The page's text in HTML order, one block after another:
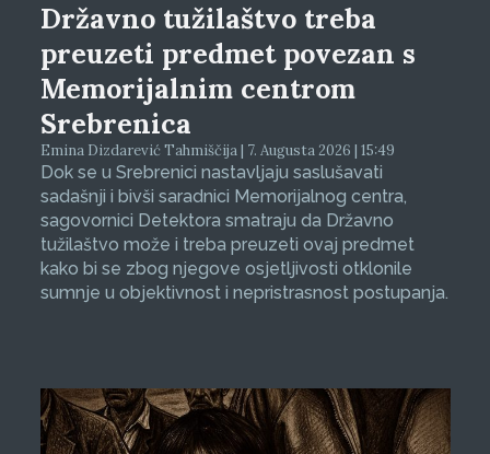
Državno tužilaštvo treba
preuzeti predmet povezan s
Memorijalnim centrom
Srebrenica
Emina Dizdarević Tahmiščija | 7. Augusta 2026 | 15:49
Dok se u Srebrenici nastavljaju saslušavati
sadašnji i bivši saradnici Memorijalnog centra,
sagovornici Detektora smatraju da Državno
tužilaštvo može i treba preuzeti ovaj predmet
kako bi se zbog njegove osjetljivosti otklonile
sumnje u objektivnost i nepristrasnost postupanja.